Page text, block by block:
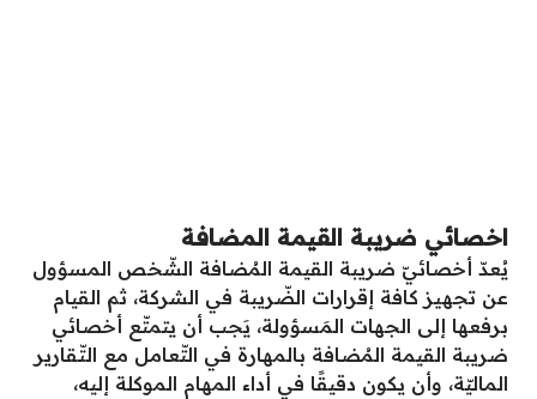
اخصائي ضريبة القيمة المضافة
يُعدّ أخصائيّ ضريبة القيمة المُضافة الشّخص المسؤول
عن تجهيز كافة إقرارات الضّريبة في الشركة، ثم القيام
برفعها إلى الجهات المَسؤولة، يَجب أن يتمتّع أخصائي
ضريبة القيمة المُضافة بالمهارة في التّعامل مع التّقارير
الماليّة، وأن يكون دقيقًا في أداء المهام الموكلة إليه،